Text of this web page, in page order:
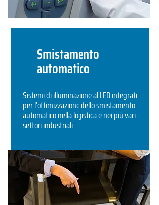
Smistamento
automatico
Sistemi di illuminazione al LED integrati
per l’ottimizzazione dello smistamento
automatico nella logistica e nei più vari
settori industriali